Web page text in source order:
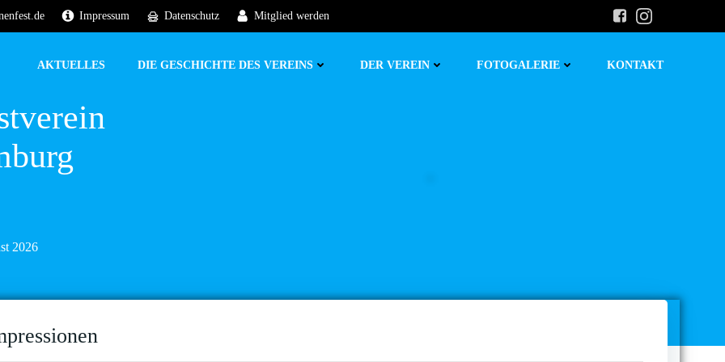
Impressum Datenschutz Mitglied werden
AKTUELLES DIE GESCHICHTE DES VEREINS DER VEREIN FOTOGALERIE KONTAKT
2026